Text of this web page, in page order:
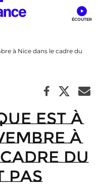
à Nice dans le cadre du
est à
à
du
pas